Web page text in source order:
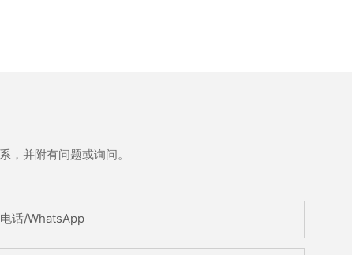
并附有问题或询问。
电话/WhatsApp